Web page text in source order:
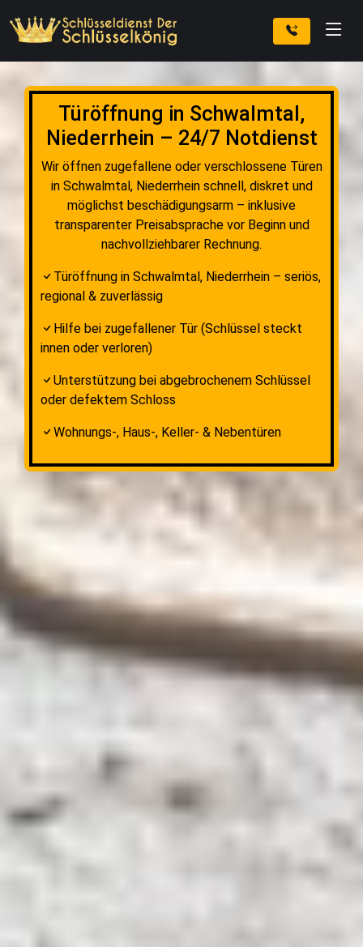
Türöffnung in Schwalmtal,
Niederrhein – 24/7 Notdienst
Wir öffnen zugefallene oder verschlossene Türen
in Schwalmtal, Niederrhein schnell, diskret und
möglichst beschädigungsarm – inklusive
transparenter Preisabsprache vor Beginn und
nachvollziehbarer Rechnung.
Türöffnung in Schwalmtal, Niederrhein – seriös,
regional & zuverlässig
Hilfe bei zugefallener Tür (Schlüssel steckt
innen oder verloren)
Unterstützung bei abgebrochenem Schlüssel
oder defektem Schloss
Wohnungs-, Haus-, Keller- & Nebentüren